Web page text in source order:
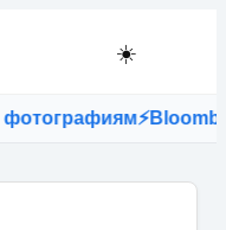
☀️
⚡Bloomberg: